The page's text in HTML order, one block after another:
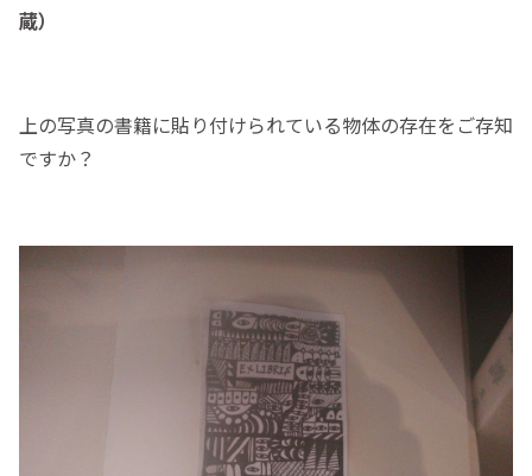
蔵）
上の写真の書籍に貼り付けられている物体の存在をご存知
ですか？